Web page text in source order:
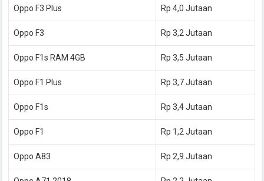
Oppo F3 Plus Rp 4,0 Jutaan
Oppo F3 Rp 3,2 Jutaan
Oppo F1s RAM 4GB Rp 3,5 Jutaan
Oppo F1 Plus Rp 3,7 Jutaan
Oppo F1s Rp 3,4 Jutaan
Oppo F1 Rp 1,2 Jutaan
Oppo A83 Rp 2,9 Jutaan